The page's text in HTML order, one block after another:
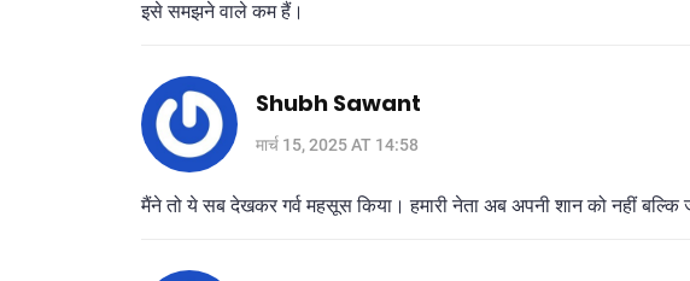
इसे समझने वाले कम हैं।
Shubh Sawant
मार्च 15, 2025 AT 14:58
मैंने तो ये सब देखकर गर्व महसूस किया। हमारी नेता अब अपनी शान को नहीं